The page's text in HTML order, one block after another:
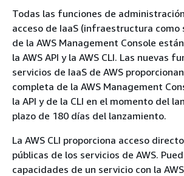
Todas las funciones de
acceso de IaaS (infraestructura como
de la AWS Management Console
la AWS API y la AWS CLI. Las nuevas
servicios de IaaS de AWS
completa de la AWS Management
la API y de la CLI en el momento del
plazo de 180 días del lanzamiento.
La AWS CLI proporciona acceso
públicas de los servicios de AWS.
capacidades de un servicio con la